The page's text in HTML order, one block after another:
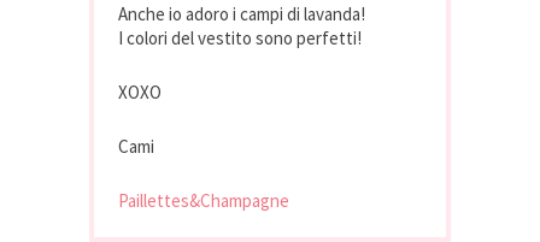
Anche io adoro i campi di lavanda!
I colori del vestito sono perfetti!
XOXO
Cami
Paillettes&Champagne